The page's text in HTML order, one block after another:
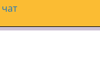
чат